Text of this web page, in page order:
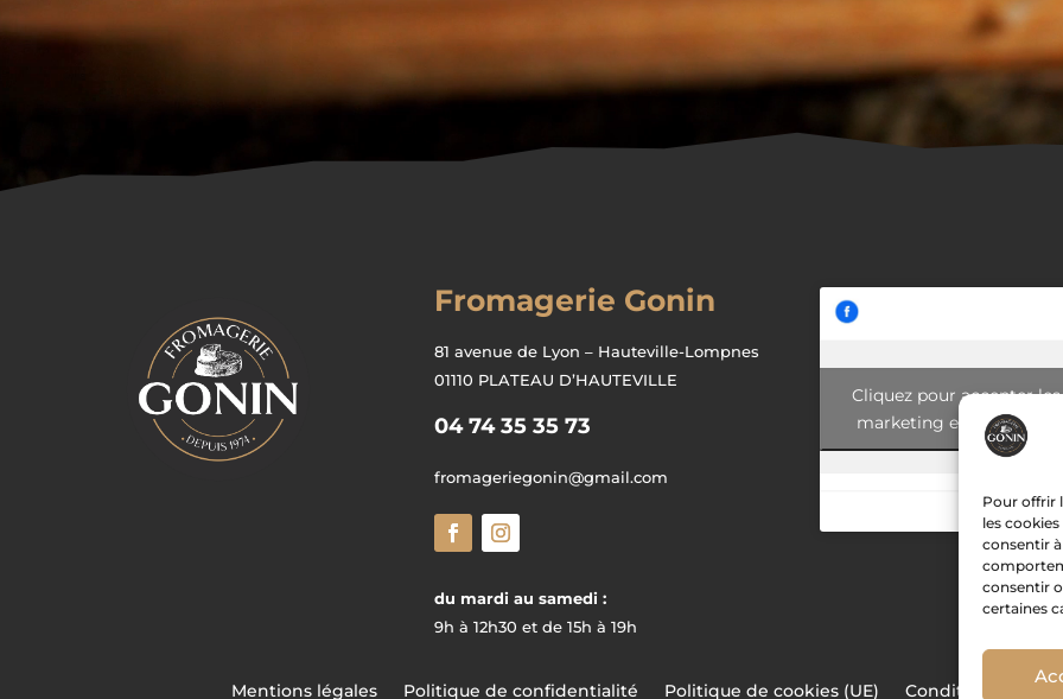
Pour offrir
les
consentir
consentir
certaines
Fromagerie Gonin
81 avenue de Lyon – Hauteville-Lompnes
01110 PLATEAU D’HAUTEVILLE
04 74 35 35 73
fromageriegonin@gmail.com
du mardi au samedi :
9h à 12h30 et de 15h à 19h
Cliquez pour accepter
marketing et activer ce
Mentions légales Politique de confidentialité Politique de cookies (UE) Conditions